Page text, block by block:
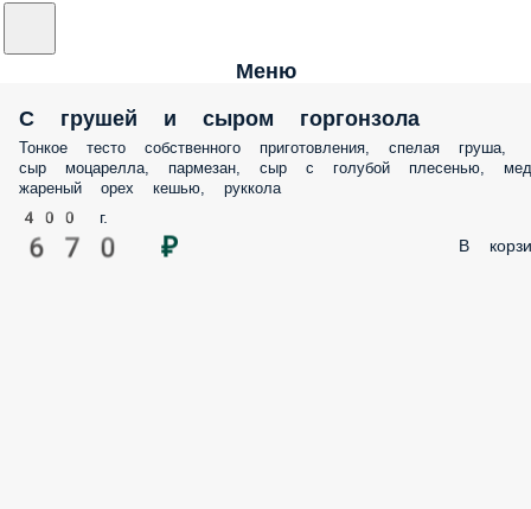
Меню
С грушей и сыром горгонзола
Тонкое тесто собственного приготовления, спелая груша,
сыр моцарелла, пармезан, сыр с голубой плесенью,
жареный орех кешью, руккола
400 г.
670 ₽ В